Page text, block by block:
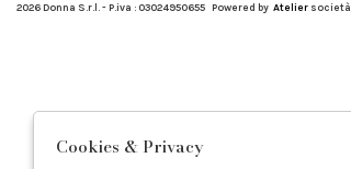
2026 Donna S.r.l. - P.iva : 03024950655 Powered by Atelier società
Cookies & Privacy